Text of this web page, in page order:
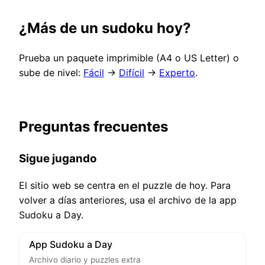
¿Más de un sudoku hoy?
Prueba un paquete imprimible (A4 o US Letter) o
sube de nivel: Fácil → Difícil → Experto.
Preguntas frecuentes
Sigue jugando
El sitio web se centra en el puzzle de hoy. Para
volver a días anteriores, usa el archivo de la app
Sudoku a Day.
App Sudoku a Day
Archivo diario y puzzles extra